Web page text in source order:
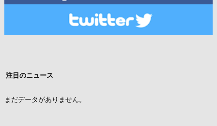
注目のニュース
まだデータがありません。